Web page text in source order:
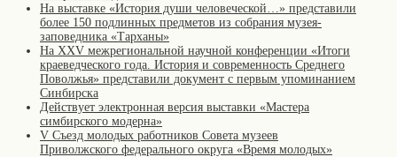
На выставке «История души человеческой…» представили
более 150 подлинных предметов из собрания музея-
заповедника «Тарханы»
На XXV межрегиональной научной конференции «Итоги
краеведческого года. История и современность Среднего
Поволжья» представили документ с первым упоминанием
Синбирска
Действует электронная версия выставки «Мастера
симбирского модерна»
V Съезд молодых работников Совета музеев
Приволжского федерального округа «Время молодых»